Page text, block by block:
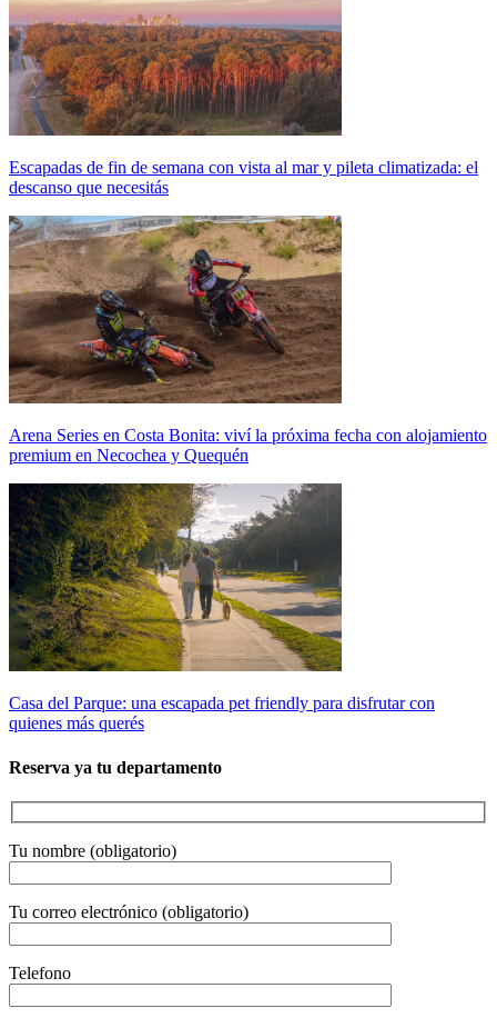
Escapadas de fin de semana con vista al mar y pileta climatizada: el
descanso que necesitás
Arena Series en Costa Bonita: viví la próxima fecha con alojamiento
premium en Necochea y Quequén
Casa del Parque: una escapada pet friendly para disfrutar con
quienes más querés
Reserva ya tu departamento
Tu nombre (obligatorio)
Tu correo electrónico (obligatorio)
Telefono